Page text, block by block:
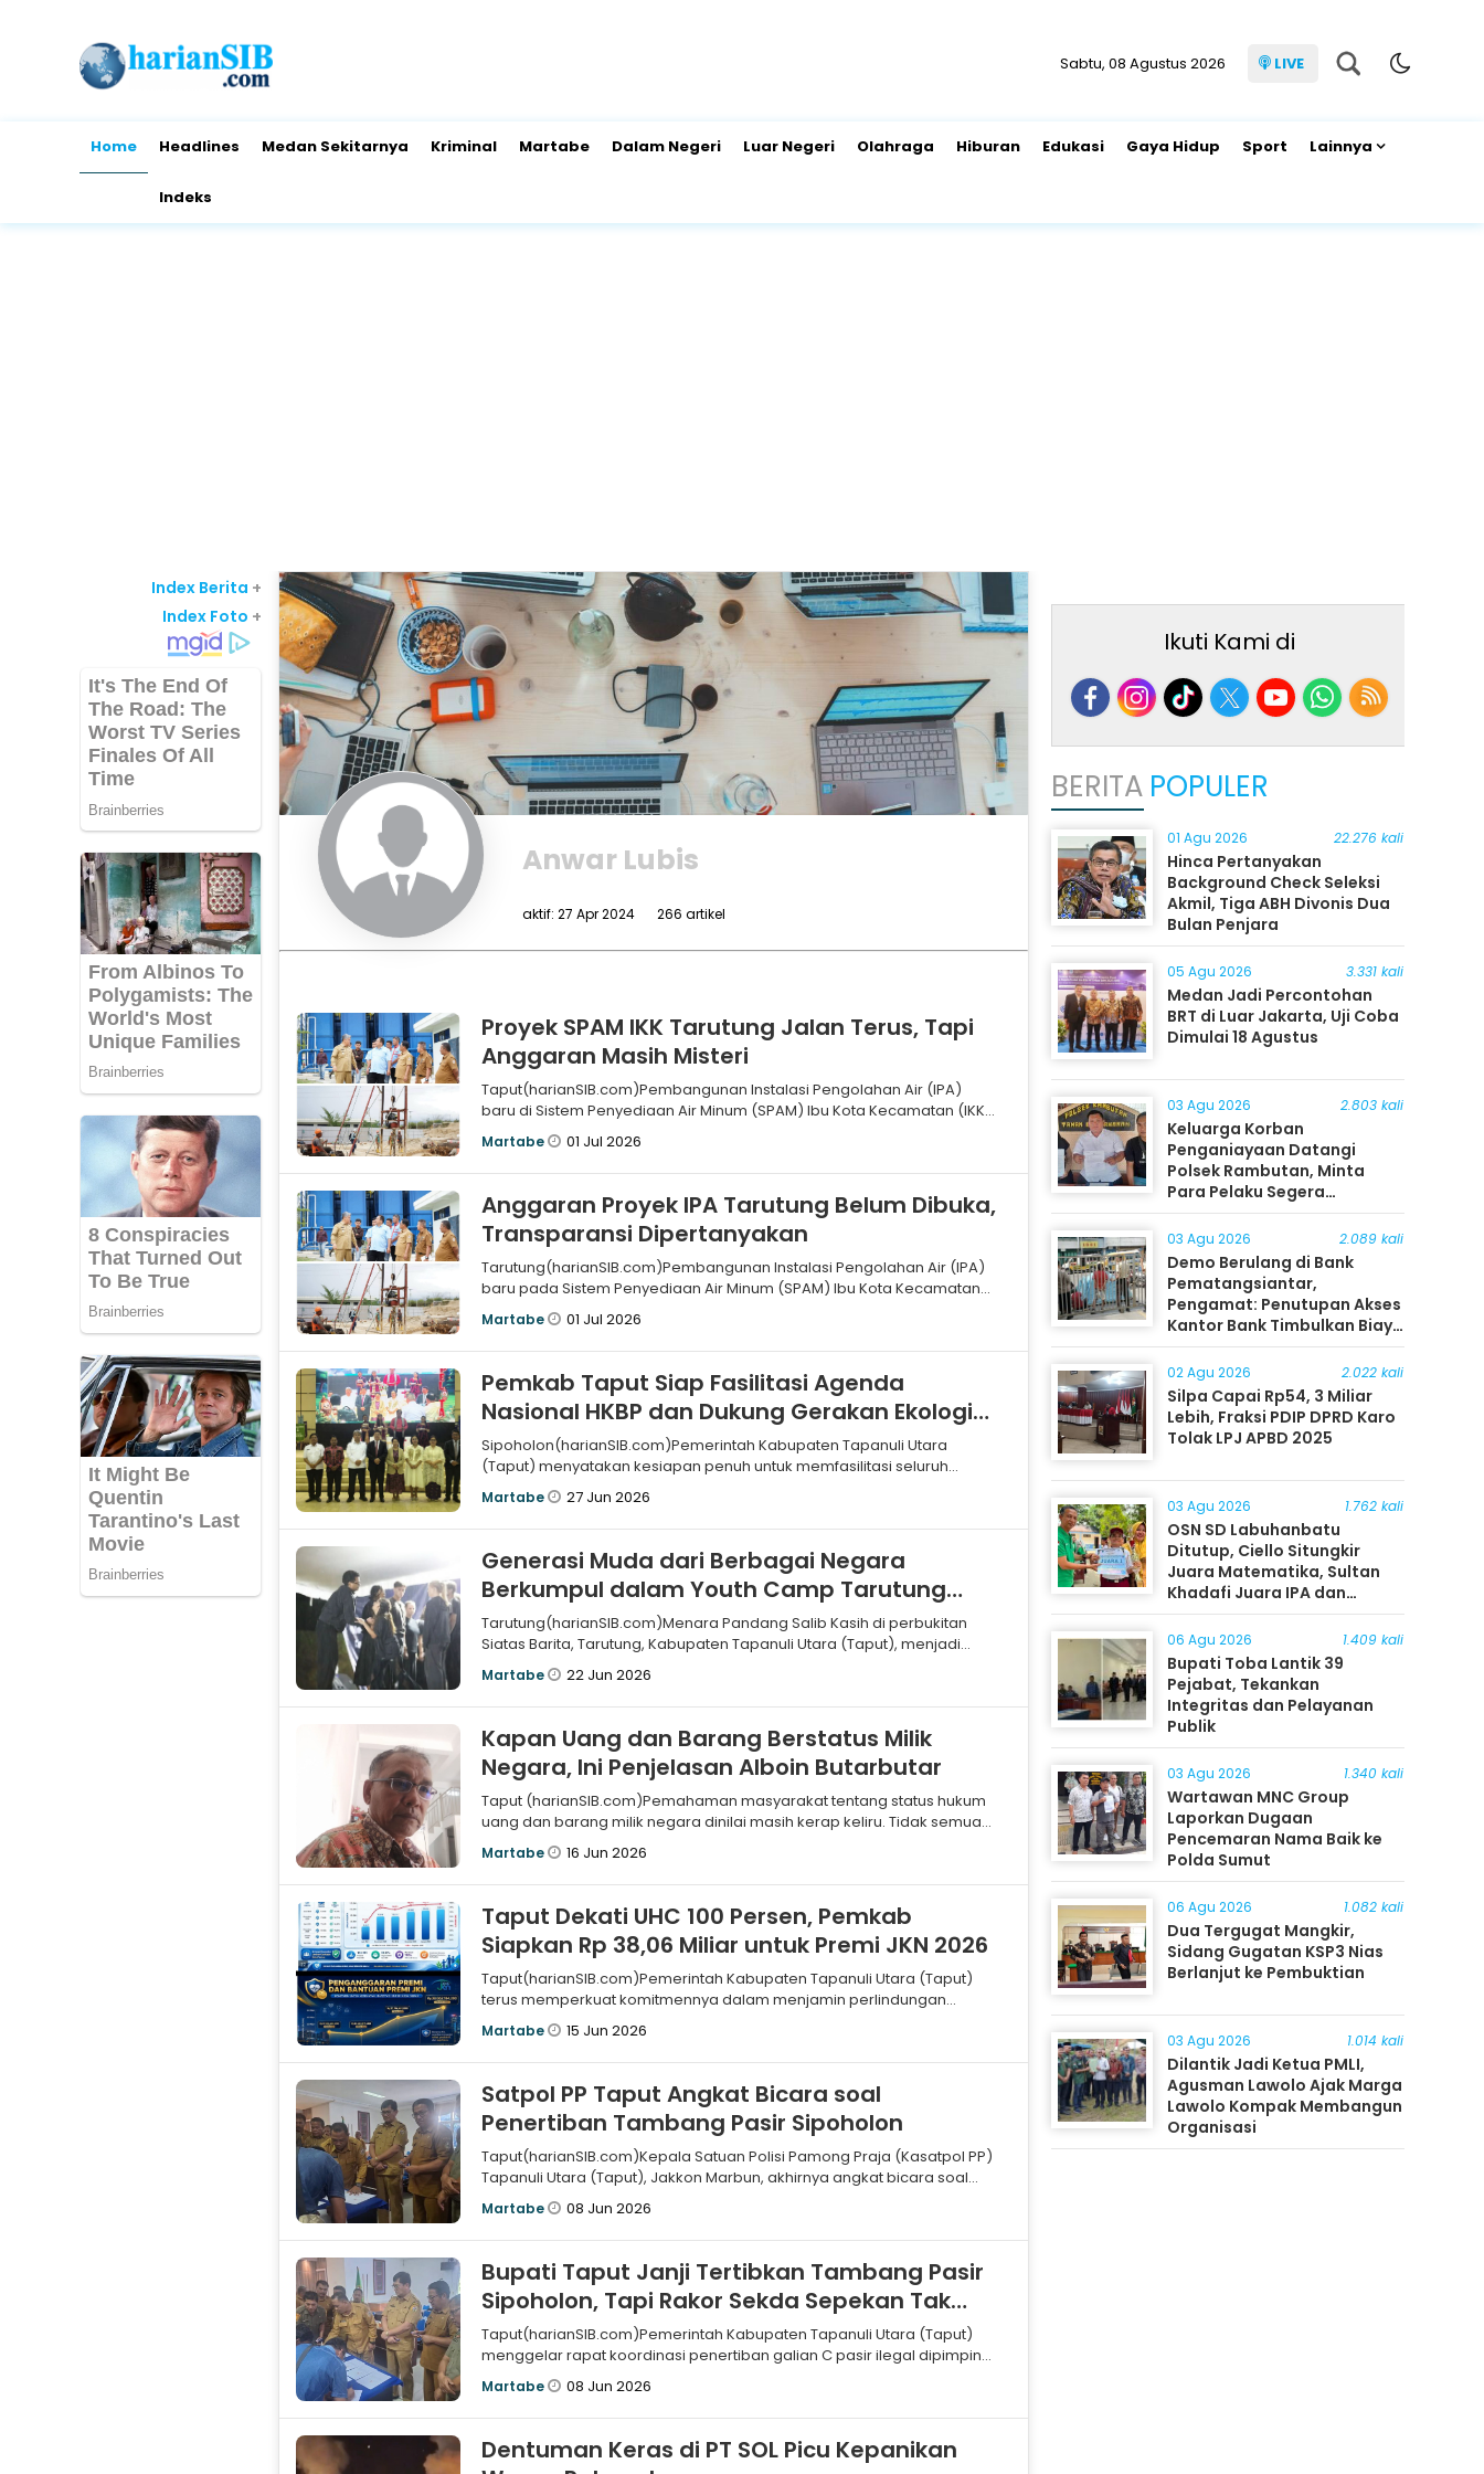
Sabtu, 08 Agustus 2026 LIVE
Home Headlines Medan Sekitarnya Kriminal Martabe Dalam Negeri Luar Negeri Olahraga Hiburan Edukasi Gaya Hidup Sport Lainnya
Indeks
Anwar Lubis
aktif: 27 Apr 2024 266 artikel
Proyek SPAM IKK Tarutung Jalan Terus, Tapi
Anggaran Masih Misteri
Taput(harianSIB.com)Pembangunan Instalasi Pengolahan Air (IPA)
baru di Sistem Penyediaan Air Minum (SPAM) Ibu Kota Kecamatan (IKK)
Tarutung
Martabe 01 Jul 2026
Anggaran Proyek IPA Tarutung Belum Dibuka,
Transparansi Dipertanyakan
Tarutung(harianSIB.com)Pembangunan Instalasi Pengolahan Air (IPA)
baru pada Sistem Penyediaan Air Minum (SPAM) Ibu Kota Kecamatan
(IKK) Taru
Martabe 01 Jul 2026
Pemkab Taput Siap Fasilitasi Agenda
Nasional HKBP dan Dukung Gerakan Ekologi
Ephorus
Sipoholon(harianSIB.com)Pemerintah Kabupaten Tapanuli Utara
(Taput) menyatakan kesiapan penuh untuk memfasilitasi seluruh
agenda nasional Hu
Martabe 27 Jun 2026
Generasi Muda dari Berbagai Negara
Berkumpul dalam Youth Camp Tarutung
2026
Tarutung(harianSIB.com)Menara Pandang Salib Kasih di perbukitan
Siatas Barita, Tarutung, Kabupaten Tapanuli Utara (Taput), menjadi
saksi per
Martabe 22 Jun 2026
Kapan Uang dan Barang Berstatus Milik
Negara, Ini Penjelasan Alboin Butarbutar
Taput (harianSIB.com)Pemahaman masyarakat tentang status hukum
uang dan barang milik negara dinilai masih kerap keliru. Tidak semua
uang yan
Martabe 16 Jun 2026
Taput Dekati UHC 100 Persen, Pemkab
Siapkan Rp 38,06 Miliar untuk Premi JKN 2026
Taput(harianSIB.com)Pemerintah Kabupaten Tapanuli Utara (Taput)
terus memperkuat komitmennya dalam menjamin perlindungan
kesehatan bagi se
Martabe 15 Jun 2026
Satpol PP Taput Angkat Bicara soal
Penertiban Tambang Pasir Sipoholon
Taput(harianSIB.com)Kepala Satuan Polisi Pamong Praja (Kasatpol PP)
Tapanuli Utara (Taput), Jakkon Marbun, akhirnya angkat bicara soal
nasib
Martabe 08 Jun 2026
Bupati Taput Janji Tertibkan Tambang Pasir
Sipoholon, Tapi Rakor Sekda Sepekan Tak
Singgung Kawasan Itu
Taput(harianSIB.com)Pemerintah Kabupaten Tapanuli Utara (Taput)
menggelar rapat koordinasi penertiban galian C pasir ilegal dipimpin
Sekda
Martabe 08 Jun 2026
Dentuman Keras di PT SOL Picu Kepanikan
Index Berita +
Index Foto +
Ikuti Kami di
BERITA POPULER
01 Agu 2026 22.276 kali
Hinca Pertanyakan
Background Check Seleksi
Akmil, Tiga ABH Divonis Dua
Bulan Penjara
05 Agu 2026 3.331 kali
Medan Jadi Percontohan
BRT di Luar Jakarta, Uji Coba
Dimulai 18 Agustus
03 Agu 2026 2.803 kali
Keluarga Korban
Penganiayaan Datangi
Polsek Rambutan, Minta
Para Pelaku Segera
Ditangkap
03 Agu 2026 2.089 kali
Demo Berulang di Bank
Pematangsiantar,
Pengamat: Penutupan Akses
Kantor Bank Timbulkan Biaya
Ekonomi bagi Masyarakat
02 Agu 2026 2.022 kali
Silpa Capai Rp54, 3 Miliar
Lebih, Fraksi PDIP DPRD Karo
Tolak LPJ APBD 2025
03 Agu 2026 1.762 kali
OSN SD Labuhanbatu
Ditutup, Ciello Situngkir
Juara Matematika, Sultan
Khadafi Juara IPA dan
Timothy Rangkuti Juara IPS
06 Agu 2026 1.409 kali
Bupati Toba Lantik 39
Pejabat, Tekankan
Integritas dan Pelayanan
Publik
03 Agu 2026 1.340 kali
Wartawan MNC Group
Laporkan Dugaan
Pencemaran Nama Baik ke
Polda Sumut
06 Agu 2026 1.082 kali
Dua Tergugat Mangkir,
Sidang Gugatan KSP3 Nias
Berlanjut ke Pembuktian
03 Agu 2026 1.014 kali
Dilantik Jadi Ketua PMLI,
Agusman Lawolo Ajak Marga
Lawolo Kompak Membangun
Organisasi